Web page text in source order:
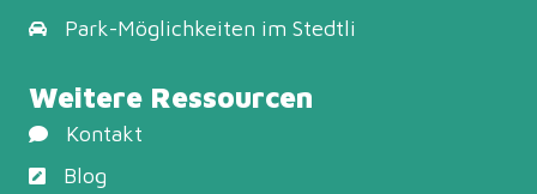
Park-Möglichkeiten im Stedtli
Weitere Ressourcen
Kontakt
Blog